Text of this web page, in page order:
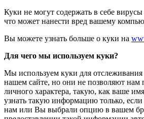
Куки не могут содержать в себе
что может нанести вред вашему
Вы можете узнать больше о куки на
Для чего мы используем куки?
Мы используем куки для
нашем сайте, но они не позволяют
личного характера, такую, как ваше
узнать такую информацию только, если
нам или Вы выбрали опцию в вашем